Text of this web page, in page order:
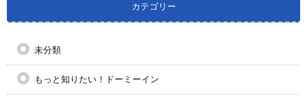
カテゴリー
未分類
もっと知りたい！ドーミーイン